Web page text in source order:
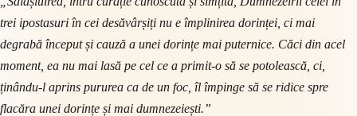
trei ipostasuri în cei desăvârșiți nu e împlinirea dorinței, ci mai
degrabă început și cauză a unei dorințe mai puternice. Căci din acel
moment, ea nu mai lasă pe cel ce a primit-o să se potolească, ci,
ținându-l aprins pururea ca de un foc, îl împinge să se ridice spre
flacăra unei dorințe și mai dumnezeiești.”